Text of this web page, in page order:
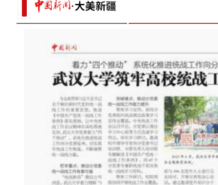
“阿克苏是个好地方·四季